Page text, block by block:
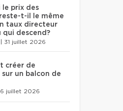
le prix des
t-il le même
taux directeur
qui descend?
31 juillet 2026
créer de
un balcon de
juillet 2026